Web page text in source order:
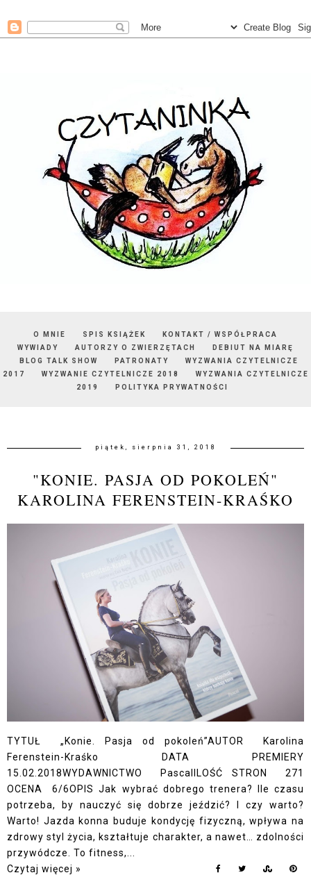
O MNIE SPIS KSIĄŻEK
KONTAKT / WSPÓŁPRACA
WYWIADY
AUTORZY O ZWIERZĘTACH
DEBIUT NA MIARĘ
BLOG TALK SHOW
PATRONATY
WYZWANIA CZYTELNICZE
2017
WYZWANIE CZYTELNICZE 2018
WYZWANIA CZYTELNICZE
2019
POLITYKA PRYWATNOŚCI
piątek, sierpnia 31, 2018
"KONIE. PASJA OD POKOLEŃ"
KAROLINA FERENSTEIN-KRAŚKO
TYTUŁ „Konie. Pasja od pokoleń”AUTOR Karolina
Ferenstein-Kraśko DATA PREMIERY
15.02.2018WYDAWNICTWO PascalILOŚĆ STRON 271
OCENA 6/6OPIS Jak wybrać dobrego trenera? Ile czasu
potrzeba, by nauczyć się dobrze jeździć? I czy warto?
Warto! Jazda konna buduje kondycję fizyczną, wpływa na
zdrowy styl życia, kształtuje charakter, a nawet… zdolności
przywódcze. To fitness,...
Czytaj więcej »